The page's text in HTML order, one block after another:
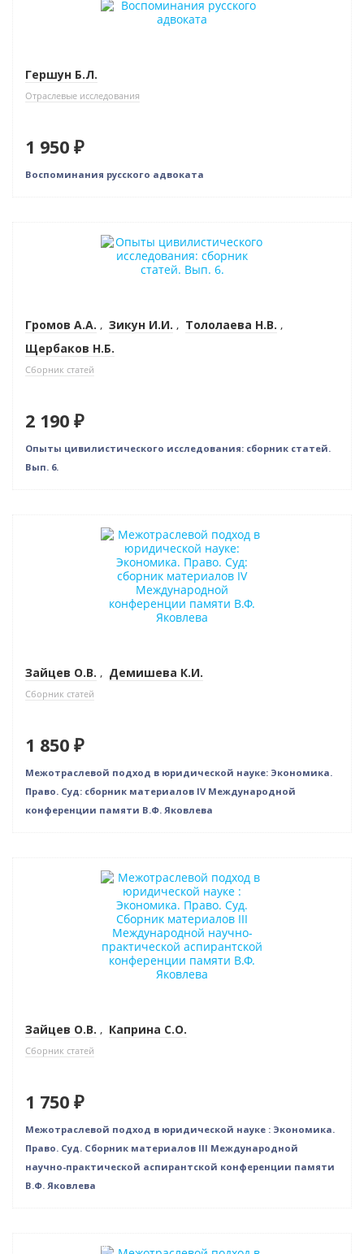
Гершун Б.Л.
Отраслевые исследования
1 950 ₽
Воспоминания русского адвоката
Громов А.А. , Зикун И.И. , Тололаева Н.В. ,
Щербаков Н.Б.
Сборник статей
2 190 ₽
Опыты цивилистического исследования: сборник статей.
Вып. 6.
Зайцев О.В. , Демишева К.И.
Сборник статей
1 850 ₽
Межотраслевой подход в юридической науке: Экономика.
Право. Суд: сборник материалов IV Международной
конференции памяти В.Ф. Яковлева
Зайцев О.В. , Каприна С.О.
Сборник статей
1 750 ₽
Межотраслевой подход в юридической науке : Экономика.
Право. Суд. Сборник материалов III Международной
научно-практической аспирантской конференции памяти
В.Ф. Яковлева
Нет в наличии